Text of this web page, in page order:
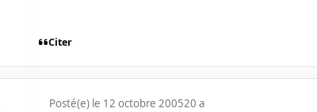
Citer
Posté(e) le 12 octobre 200520 a